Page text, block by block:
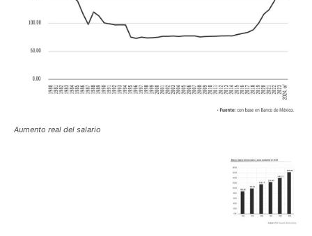
Aumento real del salario